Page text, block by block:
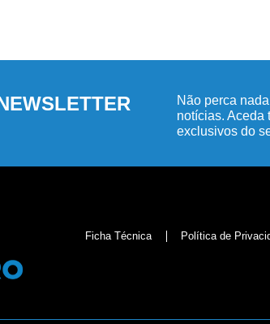
Não perca
notícias. Aceda
exclusivos do
Ficha Técnica Política de